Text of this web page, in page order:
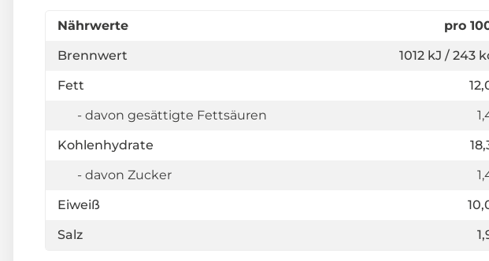
Nährwerte
pro
Brennwert
1012 kJ / 243
Fett
- davon gesättigte Fettsäuren
Kohlenhydrate
- davon Zucker
Eiweiß
Salz